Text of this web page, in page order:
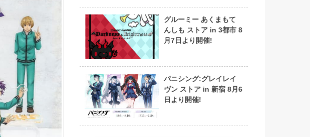
グルーミー あくまもて
んしも ストア in 3都市 8
月7日より開催!
パニシング:グレイレイ
ヴン ストア in 新宿 8月6
日より開催!